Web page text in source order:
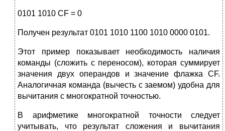
0101 1010 CF = 0
Получен результат 0101 1010 1100 1010 0000 0101.
Этот пример показывает необходимость наличия
команды (сложить с переносом), которая суммирует
значения двух операндов и значение флажка CF.
Аналогичная команда (вычесть с заемом) удобна для
вычита­ния с многократной точностью.
В арифметике многократной точности следует
учитывать, что резуль­тат сложения и вычитания